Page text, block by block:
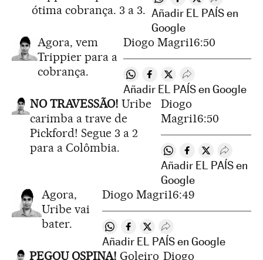
ótima cobrança. 3 a 3.
Compartir en Whatsapp
Compartir en
Compartir en
Desplegar
Añadir EL PAÍS en
Google
Agora, vem
Trippier para a
cobrança.
Diogo Magri16:50
Compartir en Whatsapp
Compartir en Facebook
Compartir en Twitter
Desplegar Redes
Añadir EL PAÍS en Google
NO TRAVESSÃO! Uribe
carimba a trave de
Pickford! Segue 3 a 2
para a Colômbia.
Diogo
Magri16:50
Compartir en
Compartir en
Compartir en
Añadir EL PAÍS en
Google
Agora,
Uribe vai
bater.
Diogo Magri16:49
Compartir en Whatsapp
Compartir en Facebook
Compartir en Twitter
Desplegar Redes
Añadir EL PAÍS en Google
PEGOU OSPINA! Goleiro Diogo